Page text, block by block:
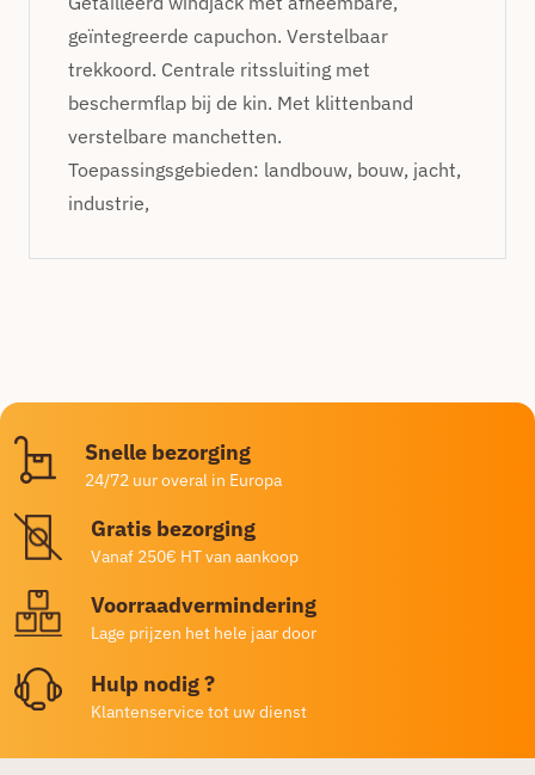
geïntegreerde capuchon. Verstelbaar
trekkoord. Centrale ritssluiting met
beschermflap bij de kin. Met klittenband
verstelbare manchetten.
Toepassingsgebieden: landbouw, bouw, jacht,
industrie,
Snelle bezorging
24/72 uur overal in Europa
Gratis bezorging
Vanaf 250€ HT van aankoop
Voorraadvermindering
Lage prijzen het hele jaar door
Hulp nodig ?
Klantenservice tot uw dienst